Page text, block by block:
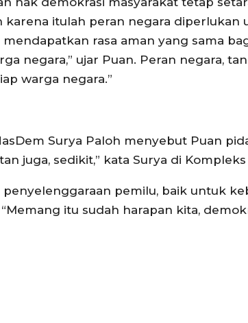
karena itulah peran negara
rasa aman yang sama
negara,” ujar Puan. Peran negara,
warga negara.”
Surya Paloh menyebut Puan
juga, sedikit,” kata Surya di
penyelenggaraan pemilu, baik untuk
itu sudah harapan kita,